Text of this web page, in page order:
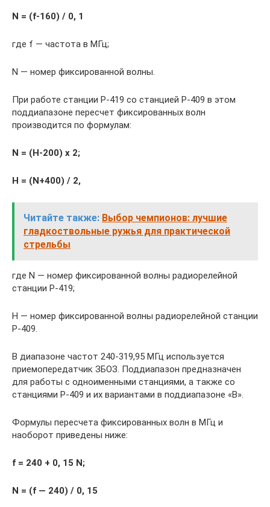
N = (f-160) / 0, 1
где f — частота в МГц;
N — номер фиксированной волны.
При работе станции Р-419 со станцией Р-409 в этом
поддиапазоне пересчет фиксированных волн
производится по формулам:
N = (H-200) х 2;
H = (N+400) / 2,
Читайте также: Выбор чемпионов: лучшие
гладкоствольные ружья для практической
стрельбы
где N — номер фиксированной волны радиорелейной
станции Р-419;
Н — номер фиксированной волны радиорелейной станции
Р-409.
В диапазоне частот 240-319,95 МГц используется
приемопередатчик ЗБОЗ. Поддиапазон предназначен
для работы с одноименными станциями, а также со
станциями Р-409 и их вариантами в поддиапазоне «В».
Формулы пересчета фиксированных волн в МГц и
наоборот приведены ниже:
f = 240 + 0, 15 N;
N = (f — 240) / 0, 15